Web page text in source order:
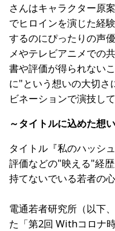
さんはキャラクター原
でヒロインを演じた経
するのにぴったりの声
メやテレビアニメでの
書や評価が得られない
に"という想いの大切さ
ビネーションで演技し
～タイトルに込めた想
タイトル『私のハッシ
評価などの"映える"経
持てないでいる若者の
電通若者研究所（以下
た「第2回 Withコロナ